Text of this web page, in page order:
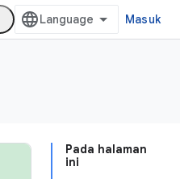
Masuk
Pada halaman
ini